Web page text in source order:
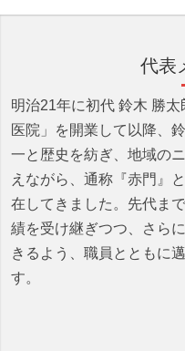
代表
明治21年に初代 鈴木 勝
医院」を開業して以降、
一と歴史を紡ぎ、地域の
えながら、通称『赤門』
在してきました。先代ま
績を受け継ぎつつ、さら
きるよう、職員とともに
す。